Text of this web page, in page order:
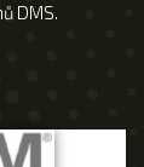
DMS.